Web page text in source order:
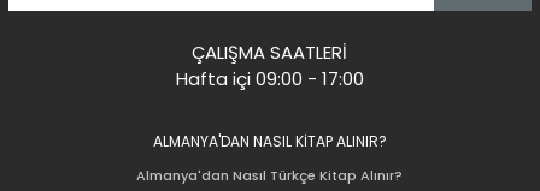
ÇALIŞMA SAATLERİ
Hafta içi 09:00 - 17:00
ALMANYA'DAN NASIL KİTAP ALINIR?
Almanya'dan Nasıl Türkçe Kitap Alınır?